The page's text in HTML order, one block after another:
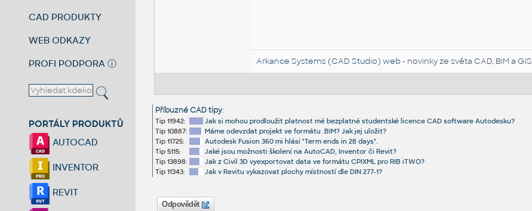
CAD PRODUKTY
WEB ODKAZY
PROFI PODPORA ⓘ
PORTÁLY PRODUKTŮ
AUTOCAD
INVENTOR
REVIT
Arkance Systems (CAD Studio) web- novinky ze světa CAD, BIM a GIS
Příbuzné CAD tipy:
Tip 11942:
Jak si mohou prodloužit platnost mé bezplatné studentské licence CAD software Autodesku?
Tip 10887:
Máme odevzdat projekt ve formátu .BIM? Jak jej uložit?
Tip 11725:
Autodesk Fusion 360 mi hlásí "Term ends in 28 days".
Tip 5115:
Jaké jsou možnosti školení na AutoCAD, Inventor či Revit?
Tip 13898:
Jak z Civil 3D vyexportovat data ve formátu CPIXML pro RIB iTWO?
Tip 11343:
Jak v Revitu vykazovat plochy místností dle DIN 277-1?
Odpovědět